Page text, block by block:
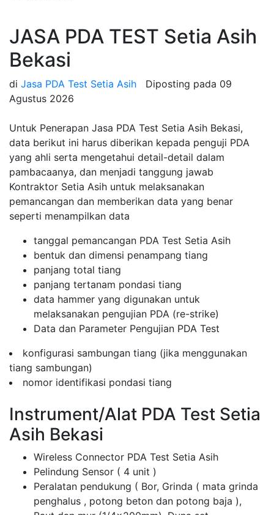
JASA PDA TEST Setia Asih
Bekasi
di Jasa PDA Test Setia Asih Diposting pada 09
Agustus 2026
Untuk Penerapan Jasa PDA Test Setia Asih Bekasi,
data berikut ini harus diberikan kepada penguji PDA
yang ahli serta mengetahui detail-detail dalam
pambacaanya, dan menjadi tanggung jawab
Kontraktor Setia Asih untuk melaksanakan
pemancangan dan memberikan data yang benar
seperti menampilkan data
tanggal pemancangan PDA Test Setia Asih
bentuk dan dimensi penampang tiang
panjang total tiang
panjang tertanam pondasi tiang
data hammer yang digunakan untuk
melaksanakan pengujian PDA (re-strike)
Data dan Parameter Pengujian PDA Test
konfigurasi sambungan tiang (jika menggunakan
tiang sambungan)
nomor identifikasi pondasi tiang
Instrument/Alat PDA Test Setia
Asih Bekasi
Wireless Connector PDA Test Setia Asih
Pelindung Sensor ( 4 unit )
Peralatan pendukung ( Bor, Grinda ( mata grinda
penghalus , potong beton dan potong baja ),